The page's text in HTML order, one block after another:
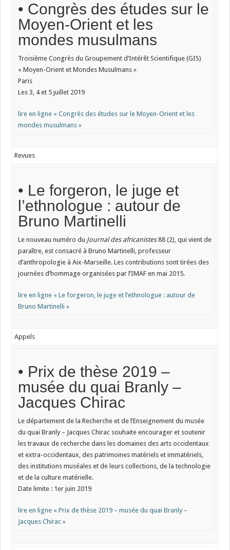
• Congrès des études sur le
Moyen-Orient et les
mondes musulmans
Troisième Congrès du Groupement d’Intérêt Scientifique (GIS)
« Moyen-Orient et Mondes Musulmans »
Paris
Les 3, 4 et 5 juillet 2019
lire en ligne « Congrès des études sur le Moyen-Orient et les
mondes musulmans »
Revues
• Le forgeron, le juge et
l’ethnologue : autour de
Bruno Martinelli
Le nouveau numéro du Journal des africanistes88 (2), qui vient de
paraître, est consacré à Bruno Martinelli, professeur
d’anthropologie à Aix-Marseille. Les contributions sont tirées des
journées d’hommage organisées par l’IMAF en mai 2015.
lire en ligne « Le forgeron, le juge et l’ethnologue : autour de
Bruno Martinelli »
Appels
• Prix de thèse 2019 –
musée du quai Branly –
Jacques Chirac
Le département de la Recherche et de l’Enseignement du musée
du quai Branly – Jacques Chirac souhaite encourager et soutenir
les travaux de recherche dans les domaines des arts occidentaux
et extra-occidentaux, des patrimoines matériels et immatériels,
des institutions muséales et de leurs collections, de la technologie
et de la culture matérielle.
Date limite : 1er juin 2019
lire en ligne « Prix de thèse 2019 – musée du quai Branly –
Jacques Chirac »